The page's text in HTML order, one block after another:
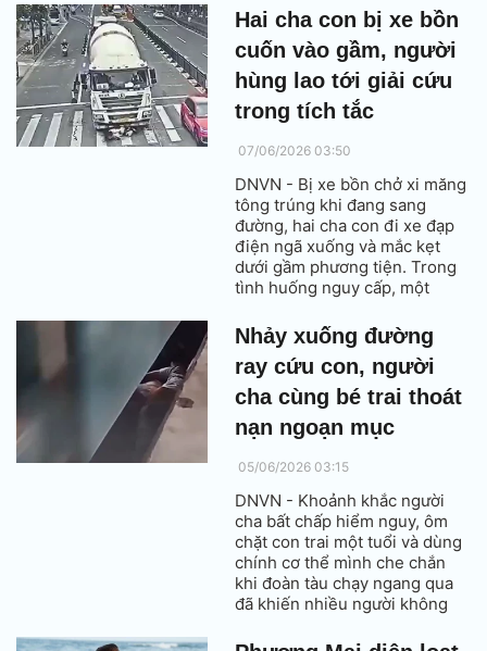
khỏi thót tim khi theo dõi đoạn
video từ camera giám sát.
Hai cha con bị xe bồn
cuốn vào gầm, người
hùng lao tới giải cứu
trong tích tắc
07/06/2026 03:50
DNVN - Bị xe bồn chở xi măng
tông trúng khi đang sang
đường, hai cha con đi xe đạp
điện ngã xuống và mắc kẹt
dưới gầm phương tiện. Trong
tình huống nguy cấp, một
dũng cảm lao vào cứu nạn,
giúp các nạn nhân thoát khỏi
thảm kịch trong gang tấc.
Nhảy xuống đường
ray cứu con, người
cha cùng bé trai thoát
nạn ngoạn mục
05/06/2026 03:15
DNVN - Khoảnh khắc người
cha bất chấp hiểm nguy, ôm
chặt con trai một tuổi và dùng
chính cơ thể mình che chắn
khi đoàn tàu chạy ngang qua
đã khiến nhiều người không
đều sống sót một cách kỳ